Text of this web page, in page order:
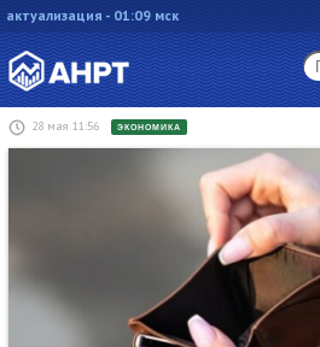
актуализация - 01:09 мск
28 мая 11:56 ЭКОНОМИКА